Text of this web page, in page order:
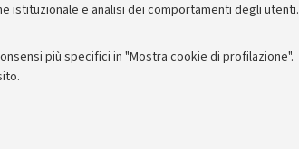
istituzionale e analisi dei comportamenti degli utenti.
più specifici in "Mostra cookie di profilazione".